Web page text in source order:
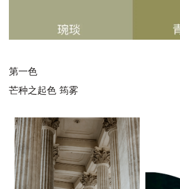
第一色
芒种之起色 筠雾